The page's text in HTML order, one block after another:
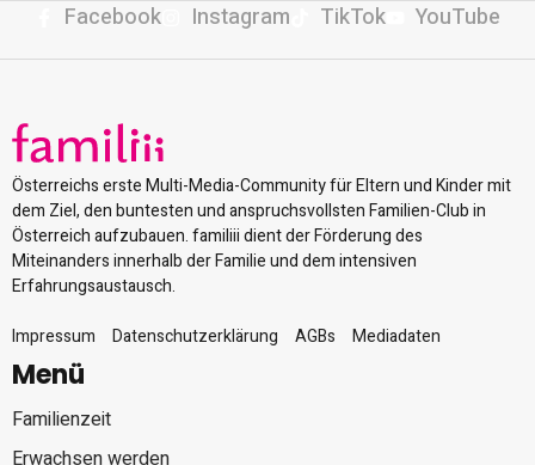
Facebook Instagram TikTok YouTube
Österreichs erste Multi-Media-Community für Eltern und Kinder mit
dem Ziel, den buntesten und anspruchsvollsten Familien-Club in
Österreich aufzubauen. familiii dient der Förderung des
Miteinanders innerhalb der Familie und dem intensiven
Erfahrungsaustausch.
Impressum
Datenschutzerklärung AGBs Mediadaten
Menü
Familienzeit